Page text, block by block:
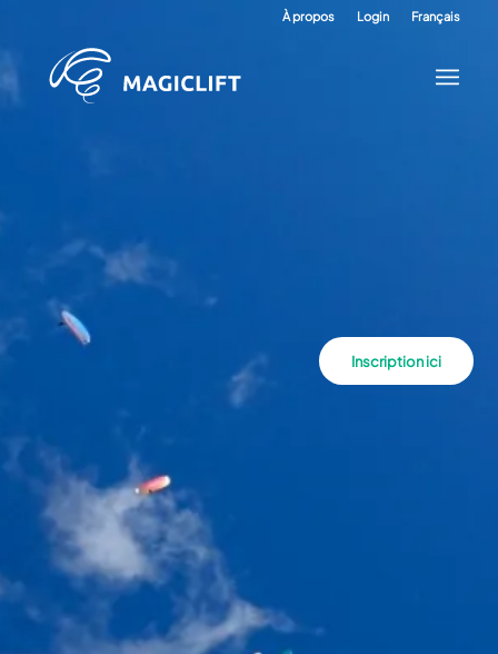
À propos Login Français
Inscription ici